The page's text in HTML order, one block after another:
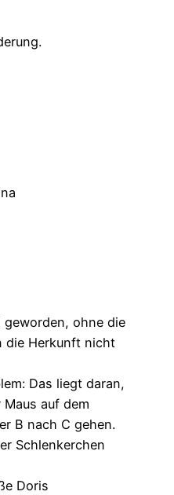
ohne die
die Herkunft nicht
Das liegt daran,
auf dem
B nach C gehen.
Schlenkerchen
Doris